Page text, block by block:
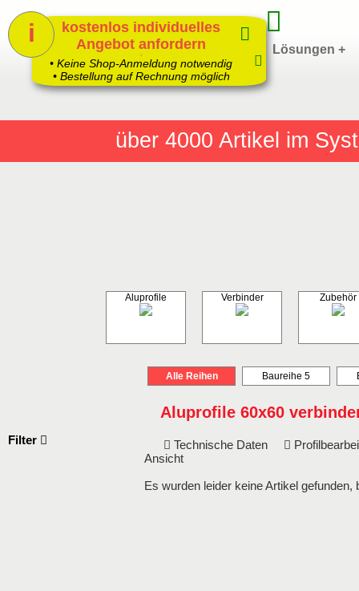
über 4000 Artikel im
Home Produkte + Lösungen +
Aluprofile Verbinder Zubehör
Alle Reihen Baureihe 5
Aluprofile 60x60
Technische Daten
Ansicht
Es wurden leider keine Artikel
Filter
kostenlos individuelles
Angebot anfordern
1
• Keine Shop-Anmeldung notwendig
• Bestellung auf Rechnung möglich
i